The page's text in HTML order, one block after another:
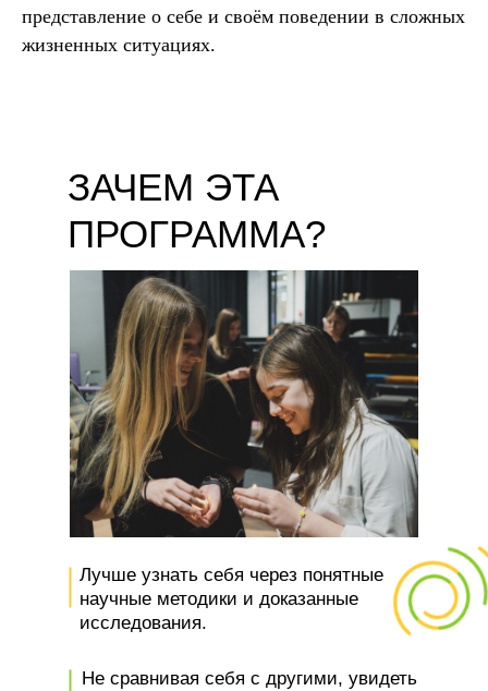
представление о себе и своём поведении в сложных
жизненных ситуациях.
ЗАЧЕМ ЭТА
ПРОГРАММА?
Лучше узнать себя через понятные
научные методики и доказанные
исследования.
Не сравнивая себя с другими, увидеть